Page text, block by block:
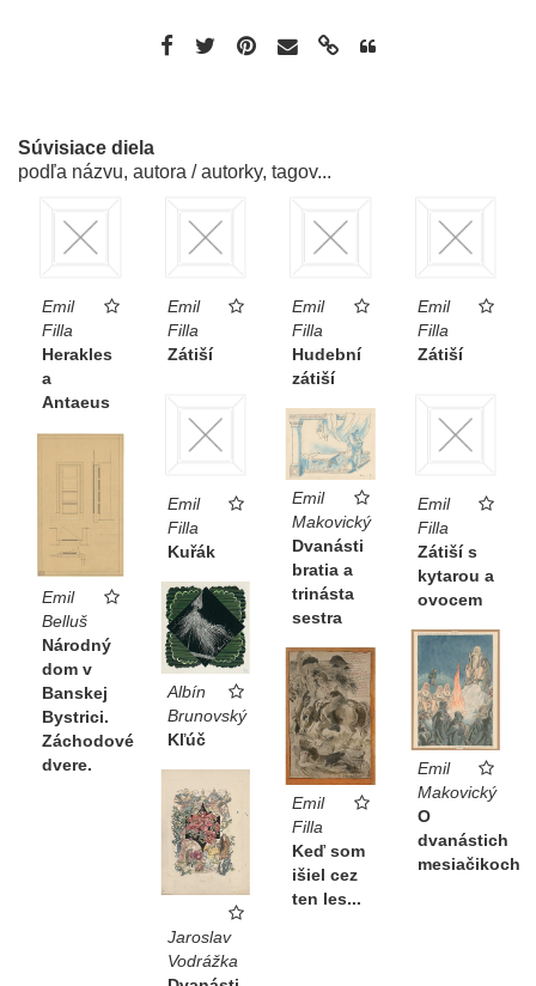
Súvisiace diela
podľa názvu, autora / autorky, tagov...
Emil
Filla
Herakles
a
Antaeus
Emil
Filla
Zátiší
Emil
Filla
Hudební
zátiší
Emil
Filla
Zátiší
Emil
Filla
Kuřák
Emil
Filla
Zátiší s
kytarou a
ovocem
Emil
Makovický
Dvanásti
bratia a
trinásta
sestra
Emil
Belluš
Národný
dom v
Banskej
Bystrici.
Záchodové
dvere.
Albín
Brunovský
Kľúč
Emil
Makovický
O
dvanástich
mesiačikoch
Emil
Filla
Keď som
išiel cez
ten les...
Jaroslav
Vodrážka